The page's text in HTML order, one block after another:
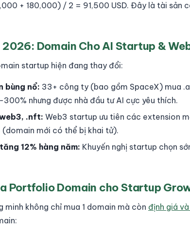
+ 180,000) / 2 = 91,500 USD. Đây là tài sản
2026: Domain Cho AI Startup &
startup hiện đang thay đổi:
bùng nổ: 33+ công ty (bao gồm SpaceX) mua
nhưng được nhà đầu tư AI cực yêu thích.
.nft: Web3 startup ưu tiên các extension
(domain mới có thể bị khai tử).
12% hàng năm: Khuyến nghị startup chọn
Portfolio Domain cho Startup
minh không chỉ mua 1 domain mà còn định giá